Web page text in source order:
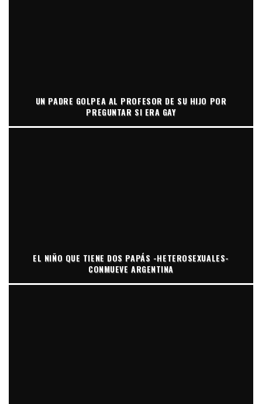
UN PADRE GOLPEA AL PROFESOR DE SU HIJO POR
PREGUNTAR SI ERA GAY
EL NIÑO QUE TIENE DOS PAPÁS -HETEROSEXUALES-
CONMUEVE ARGENTINA